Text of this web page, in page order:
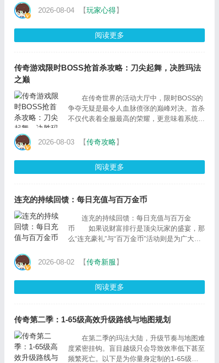
大陆的极道...
2026-08-04 【玩家心得】
阅读更多
传奇游戏限时BOSS抢首杀攻略：刀尖起舞，决胜玛法
之巅
在传奇世界的活动大厅中，限时BOSS的
争夺无疑是最令人血脉偾张的巅峰对决。首杀
不仅代表着全服最高的荣耀，更意味着系统必
2026-08-03 【传奇攻略】
阅读更多
连充的持续回馈：每日充值与百万金币
连充的持续回馈：每日充值与百万金
币 如果说财富排行是顶尖玩家的盛宴，那
么“连充豪礼”与“百万金币”活动则是为广大中
2026-08-02 【传奇新服】
阅读更多
传奇第二季：1-65级高效升级路线与地图规划
在第二季的玛法大陆，升级节奏与地图难
度紧密挂钩。盲目越级只会导致效率低下甚至
频繁死亡。以下是为你量身定制的1-65级分